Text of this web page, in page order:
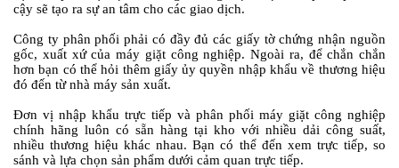
cậy sẽ tạo ra sự an tâm cho các giao dịch.
Công ty phân phối phải có đầy đủ các giấy tờ chứng nhận nguồn
gốc, xuất xứ của máy giặt công nghiệp. Ngoài ra, để chắn chắn
hơn bạn có thể hỏi thêm giấy ủy quyền nhập khẩu về thương hiệu
đó đến từ nhà máy sản xuất.
Đơn vị nhập khẩu trực tiếp và phân phối máy giặt công nghiệp
chính hãng luôn có sẵn hàng tại kho với nhiều dải công suất,
nhiều thương hiệu khác nhau. Bạn có thể đến xem trực tiếp, so
sánh và lựa chọn sản phẩm dưới cảm quan trực tiếp.